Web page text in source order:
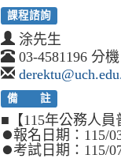
課程諮詢
涂先生
03-4581196 分
備 註
■【115年公務人員
⏺報名日期：115/
⏺考試日期：115/